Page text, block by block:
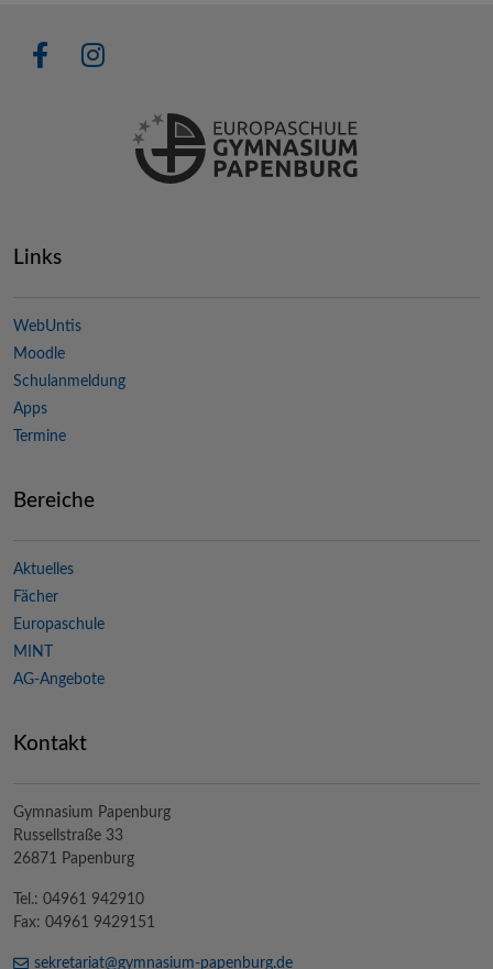
Links
WebUntis
Moodle
Schulanmeldung
Apps
Termine
Bereiche
Aktuelles
Fächer
Europaschule
MINT
AG-Angebote
Kontakt
Gymnasium Papenburg
Russellstraße 33
26871 Papenburg
Tel.: 04961 942910
Fax: 04961 9429151
sekretariat@gymnasium-papenburg.de